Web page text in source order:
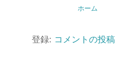
ホーム
登録: コメントの投